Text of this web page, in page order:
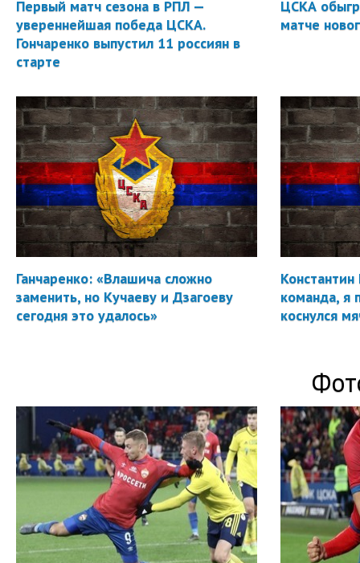
Первый матч сезона в РПЛ —
увереннейшая победа ЦСКА.
Гончаренко выпустил 11 россиян в
старте
ЦСКА
матче
Ганчаренко: «Влашича сложно
заменить, но Кучаеву и Дзагоеву
сегодня это удалось»
Константин
команда, я
коснулся